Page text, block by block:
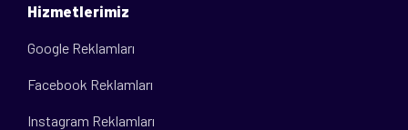
Hizmetlerimiz
Google Reklamları
Facebook Reklamları
Instagram Reklamları